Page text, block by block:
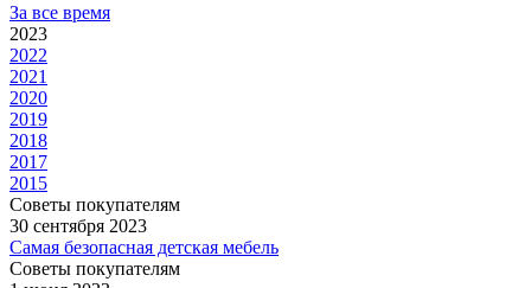
За все время
2023
2022
2021
2020
2019
2018
2017
2015
Советы покупателям
30 сентября 2023
Самая безопасная детская мебель
Советы покупателям